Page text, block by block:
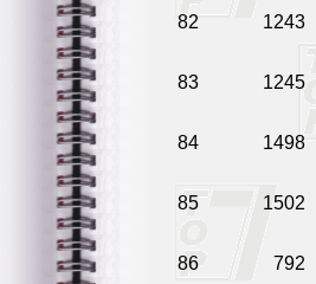
82 1243
83 1245
84 1498
85 1502
86 792